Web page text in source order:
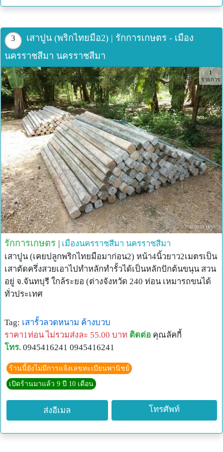
3
เสาปูน (พริกไทยมือ2) | รักการเกษตร - เมือง
นครราชสีมา นครราชสีมา
1
รายการ
รักการเกษตร เมืองนครราชสีมา นครราชสีมา
เสาปูน (เคยปลูกพริกไทยมือมาก่อน2) หน้า4นิ้วยาว2เมตรเป็น
เสาตัดครึ่งสวยเอาไปทำหลักทำรั้วได้เป็นหลักปักต้นขนุน สวน
อยู่ จ.จันทบุรี ใกล้ระยอ (ต่างจังหวัด 240 ท่อน เหมารถขนได้
ทั่วประเทศ
Tag: เสารั้วลวดหนาม ค้างบวบ
ราคา1ท่อน ไม่รวมส่งละ 55.00 บาท ติดต่อ คุณลัคกี้
โทร. 0945416241 0945416241
ร้านนี้ยังไม่มีการแจ้งเลขทะเบียนพานิชย์
เปิดร้านมาแล้ว 9 ปี 10 เดือน
ส่งอีเมล โทรศัพท์